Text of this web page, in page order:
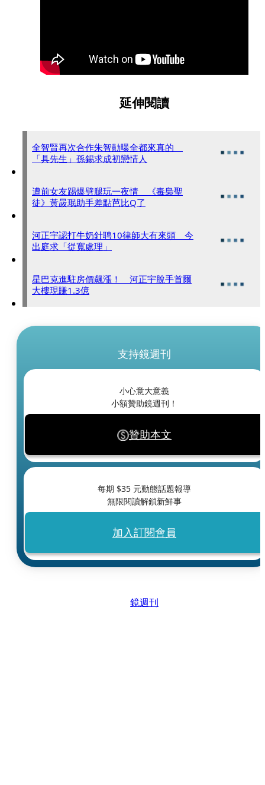
延伸閱讀
全智賢再次合作朱智勛曝全都來真的
「具先生」孫錫求成初戀情人
遭前女友踢爆劈腿玩一夜情 《毒梟聖
徒》黃晸珉助手差點芭比Q了
河正宇認打牛奶針聘10律師大有來頭 今
出庭求「從寬處理」
星巴克進駐房價飆漲！ 河正宇脫手首爾
大樓現賺1.3億
支持鏡週刊
小心意大意義
小額贊助鏡週刊！
贊助本文
每期 $35 元動態話題報導
無限閱讀解鎖新鮮事
加入訂閱會員
鏡週刊